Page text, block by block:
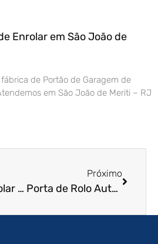
Enrolar em São João de
de Portão de Garagem de
em São João de Meriti – RJ
Portão de Enrolar em Lorena – SP
Próximo
Porta de Rolo Automática em Ourinhos – SP